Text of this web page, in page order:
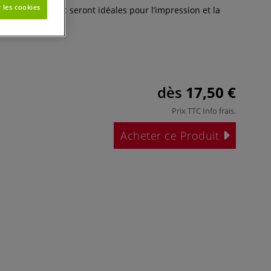
blanc seront idéales pour l’impression et la
Plus
dès 17,50 €
Prix TTC Info frais.
Acheter ce Produit
cookies